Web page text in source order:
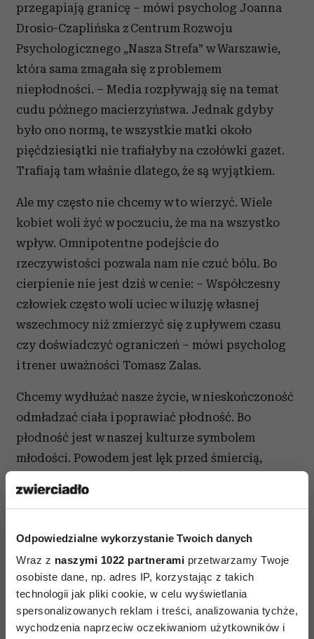
Odpowiedzialne wykorzystanie Twoich danych
Wraz z naszymi 1022 partnerami przetwarzamy Twoje
osobiste dane, np. adres IP, korzystając z takich
technologii jak pliki cookie, w celu wyświetlania
spersonalizowanych reklam i treści, analizowania tychże,
wychodzenia naprzeciw oczekiwaniom użytkowników i
przegapiają granicę – mówi psycholog Joanna
Drosio-Czaplińska z Centrum Rozwoju
Psychologicznego „Nasza Strefa” w Warszawie,
która sama zmagała się z problemem
niepłodności. – Media rozpływają się na temat
cudu późnego macierzyństwa. Jednak gdyby
było ono normą, te wszystkie matki około
pięćdziesiątki nie trafiałyby na czołówki gazet.
Trafiają tam właśnie dlatego, że są wyjątkiem.
Ale my często nie chcemy w to wierzyć. Wiele
kobiet woli żyć w poczuciu, że ma na wszystko
wpływ. Omnipotentne podejście do
rzeczywistości pozwala nam nie czuć bólu. Bo
cierpienie nie jest dziś w cenie: – Współczesny
człowiek często woli uciec w iluzję własnej
wszechmocy niż zmierzyć się z upływem czasu
czy doświadczyć ograniczeń – mówi psycholog
i trener uważności Tomasz Zalas.
Chcemy wydłużać nasze życie, w nieskończoność
odmładzać ciała i poprawiać płodność. Bo
płodność jest w naszej kulturze symbolem
młodości. Powodem jest lęk przed śmiercią,
filozoficzne, jak np. transhumanizm. Postuluje
neurotechnologia, biotechnologia
i nanotechnologia, do przezwyciężenia ludzkich
ograniczeń, a w przyszłości – do osiągnięcia
nieśmiertelności. A przeżywająca swój szybki
rozwój medycyna płodności doskonale wpisuje